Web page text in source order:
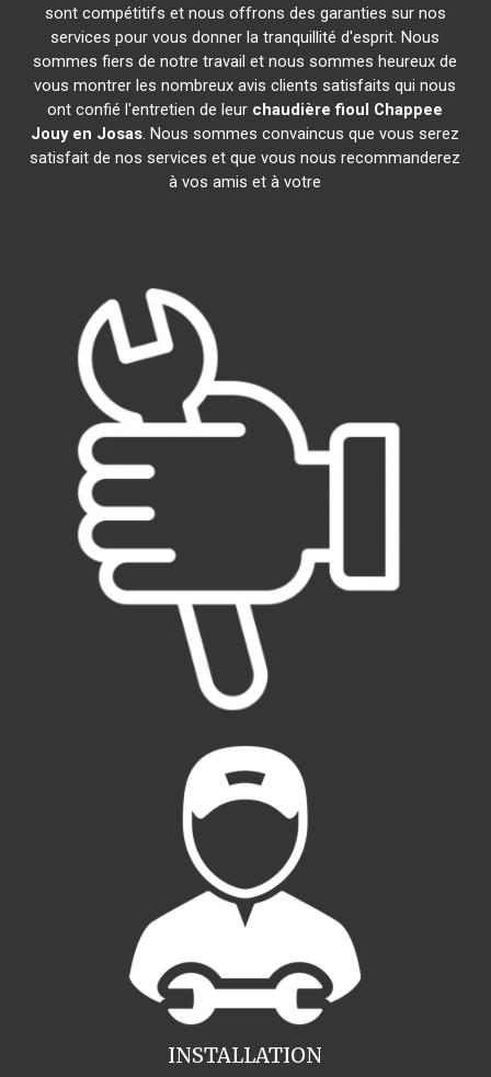
sont compétitifs et nous offrons des garanties sur nos
services pour vous donner la tranquillité d'esprit. Nous
sommes fiers de notre travail et nous sommes heureux de
vous montrer les nombreux avis clients satisfaits qui nous
ont confié l'entretien de leur chaudière fioul Chappee
Jouy en Josas. Nous sommes convaincus que vous serez
satisfait de nos services et que vous nous recommanderez
à vos amis et à votre
INSTALLATION